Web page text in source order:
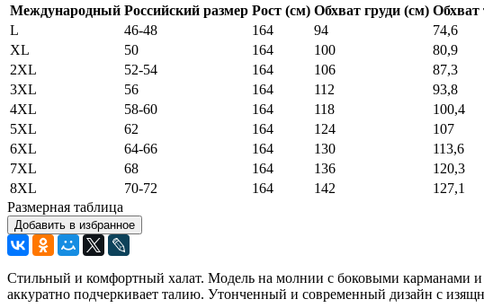
Международный Российский размер Рост (см) Обхват груди (см) Обхват
L
46-48 164 94 74,6
XL
50 164 100 80,9
2XL
52-54 164 106 87,3
3XL
56 164 112 93,8
4XL
58-60 164 118 100,4
5XL
62 164 124 107
6XL
64-66 164 130 113,6
7XL
68 164 136 120,3
8XL
70-72 164 142 127,1
Размерная таблица
Добавить в избранное
Стильный и комфортный халат. Модель на молнии с боковыми карманами и
аккуратно подчеркивает талию. Утонченный и современный дизайн с